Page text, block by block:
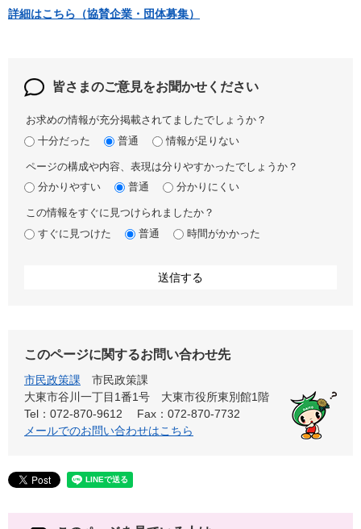
詳細はこちら（協賛企業・団体募集）
皆さまのご意見をお聞かせください
お求めの情報が充分掲載されてましたでしょうか？
十分だった
普通 情報が足りない
ページの構成や内容、表現は分りやすかったでしょうか？
分かりやすい
普通 分かりにくい
この情報をすぐに見つけられましたか？
すぐに見つけた
普通 時間がかかった
このページに関するお問い合わせ先
市民政策課
市民政策課
大東市谷川一丁目1番1号 大東市役所東別館1階
Tel：072-870-9612
Fax：072-870-7732
メールでのお問い合わせはこちら